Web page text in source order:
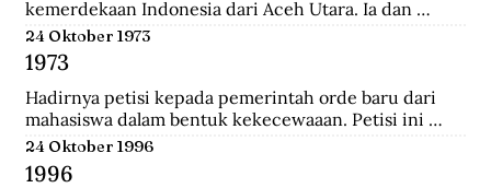
kemerdekaan Indonesia dari Aceh Utara. Ia dan
pasukannya terus melakukan perlawanan dengan
menyerang dan merampas pos kolonial di wilaya Gayo
yang melewati hutan.
24 Oktober 1973
1973
Hadirnya petisi kepada pemerintah orde baru dari
mahasiswa dalam bentuk kekecewaaan. Petisi ini
dipicu karena adanya penyelewengan yang dilakukan
oleh pemerintah dan korupsi yang besar.
24 Oktober 1996
1996